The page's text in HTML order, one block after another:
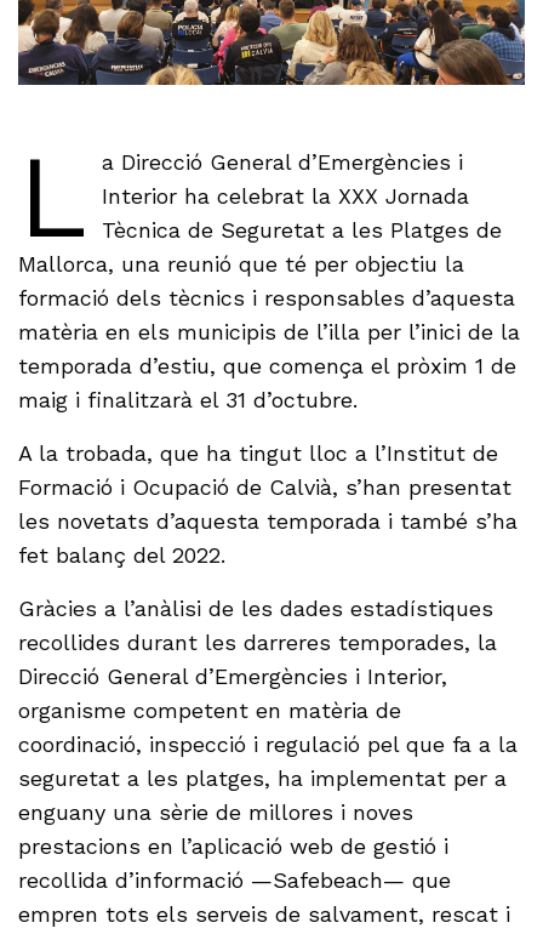
L
a Direcció General d’Emergències i
Interior ha celebrat la XXX Jornada
Tècnica de Seguretat a les Platges de
Mallorca, una reunió que té per objectiu la
formació dels tècnics i responsables d’aquesta
matèria en els municipis de l’illa per l’inici de la
temporada d’estiu, que comença el pròxim 1 de
maig i finalitzarà el 31 d’octubre.
A la trobada, que ha tingut lloc a l’Institut de
Formació i Ocupació de Calvià, s’han presentat
les novetats d’aquesta temporada i també s’ha
fet balanç del 2022.
Gràcies a l’anàlisi de les dades estadístiques
recollides durant les darreres temporades, la
Direcció General d’Emergències i Interior,
organisme competent en matèria de
coordinació, inspecció i regulació pel que fa a la
seguretat a les platges, ha implementat per a
enguany una sèrie de millores i noves
prestacions en l’aplicació web de gestió i
recollida d’informació —Safebeach— que
empren tots els serveis de salvament, rescat i